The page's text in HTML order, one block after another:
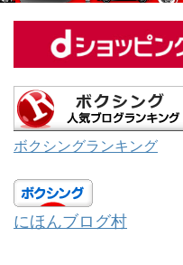
ボクシングランキング
にほんブログ村